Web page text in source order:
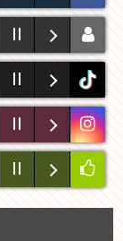
FÉRFIT SOPRONBAN
INDUL ÉS 1050
tiktok
MÓDRA TÉLEN IS
FEL?